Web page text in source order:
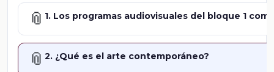
📎 1. Los programas audiovisuales del bloque 1
📎 2. ¿Qué es el arte contemporáneo?